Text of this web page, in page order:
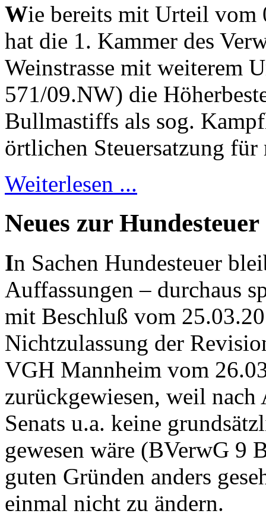
Wie bereits mit Urteil
hat die 1. Kammer des
Weinstrasse mit weiterem
571/09.NW) die
Bullmastiffs als sog.
örtlichen Steuersatzung
Weiterlesen ...
Neues zur Hundesteuer
In Sachen Hundesteuer
Auffassungen – durchaus
mit Beschluß vom
Nichtzulassung der
VGH Mannheim vom
zurückgewiesen, weil nach
Senats u.a. keine
gewesen wäre (BVerwG 9
guten Gründen anders
einmal nicht zu ändern.